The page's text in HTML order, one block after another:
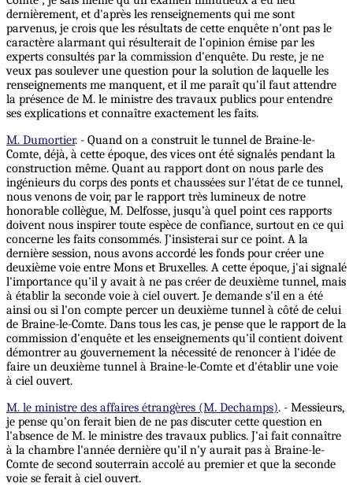
dernièrement, et d'après les renseignements qui me sont
parvenus, je crois que les résultats de cette enquête n'ont pas le
caractère alarmant qui résulterait de l'opinion émise par les
experts consultés par la commission d'enquête. Du reste, je ne
veux pas soulever une question pour la solution de laquelle les
renseignements me manquent, et il me paraît qu'il faut attendre
la présence de M. le ministre des travaux publics pour entendre
ses explications et connaître exactement les faits.
M. Dumortier. - Quand on a construit le tunnel de Braine-le-
Comte, déjà, à cette époque, des vices ont été signalés pendant la
construction même. Quant au rapport dont on nous parle des
ingénieurs du corps des ponts et chaussées sur l'état de ce tunnel,
nous venons de voir, par le rapport très lumineux de notre
honorable collègue, M. Delfosse, jusqu’à quel point ces rapports
doivent nous inspirer toute espèce de confiance, surtout en ce qui
concerne les faits consommés. J'insisterai sur ce point. A la
dernière session, nous avons accordé les fonds pour créer une
deuxième voie entre Mons et Bruxelles. A cette époque, j'ai signalé
l'importance qu'il y avait à ne pas créer de deuxième tunnel, mais
à établir la seconde voie à ciel ouvert. Je demande s'il en a été
ainsi ou si l'on compte percer un deuxième tunnel à côté de celui
de Braine-le-Comte. Dans tous les cas, je pense que le rapport de la
commission d'enquête et les enseignements qu'il contient doivent
démontrer au gouvernement la nécessité de renoncer à l'idée de
faire un deuxième tunnel à Braine-le-Comte et d'établir une voie
à ciel ouvert.
M. le ministre des affaires étrangères (M. Dechamps). - Messieurs,
je pense qu'on ferait bien de ne pas discuter cette question en
l'absence de M. le ministre des travaux publics. J'ai fait connaître
à la chambre l'année dernière qu'il n'y aurait pas à Braine-le-
Comte de second souterrain accolé au premier et que la seconde
voie se ferait à ciel ouvert.